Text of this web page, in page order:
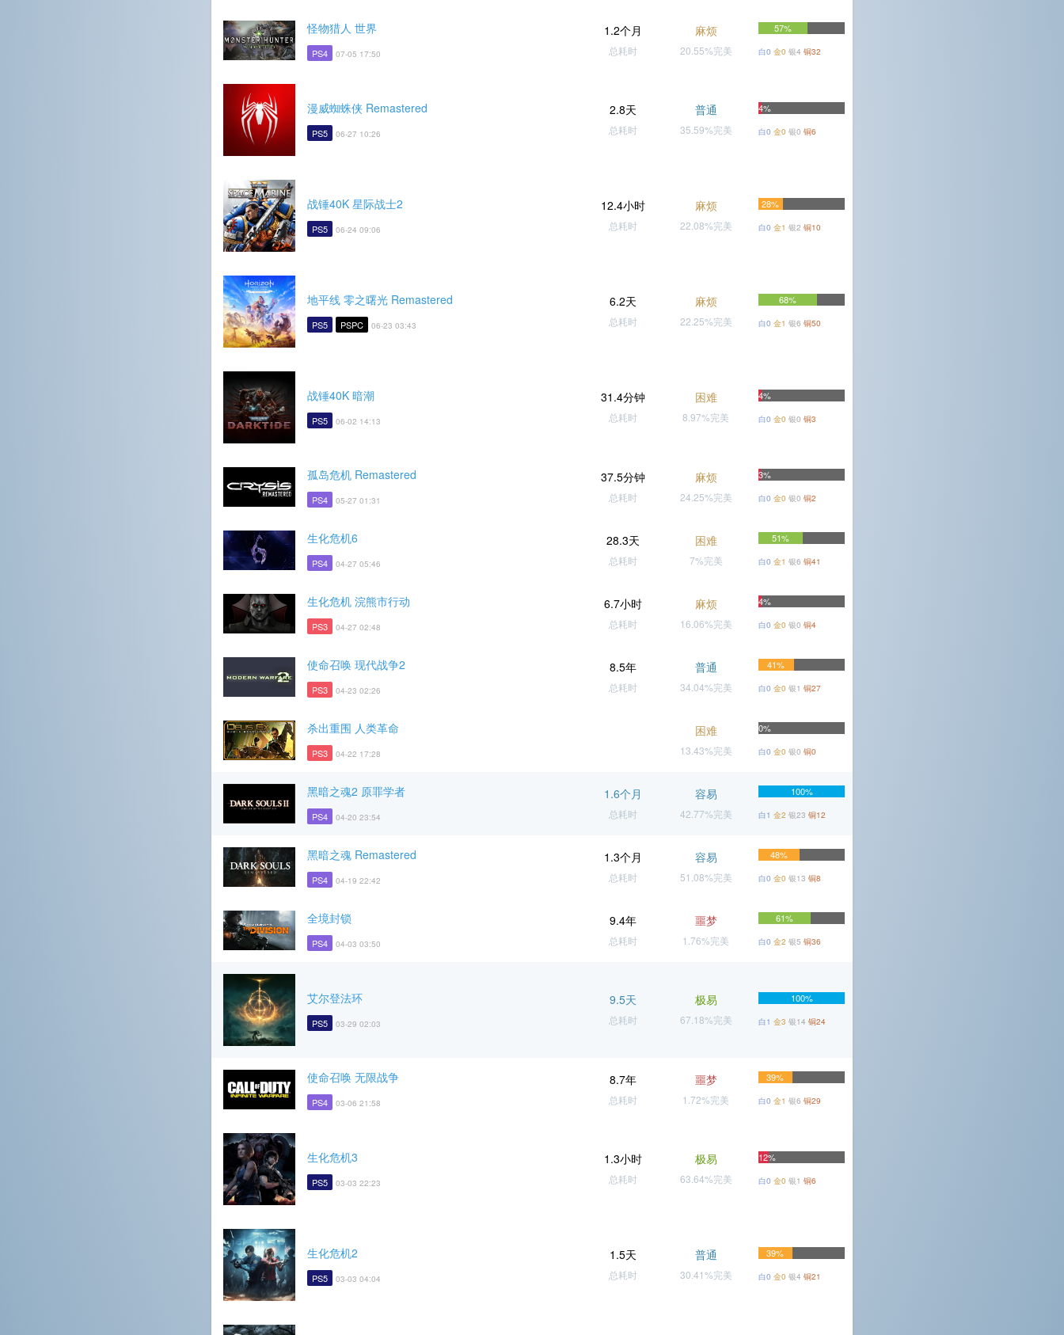
怪物猎人 世界
PS4 07-05 17:50
1.2个月
总耗时
麻烦
20.55%完美
57%
白0 金0 银4 铜32
漫威蜘蛛侠 Remastered
PS5 06-27 10:26
2.8天
总耗时
普通
35.59%完美
4%
白0 金0 银0 铜6
战锤40K 星际战士2
PS5 06-24 09:06
12.4小时
总耗时
麻烦
22.08%完美
28%
白0 金1 银2 铜10
地平线 零之曙光 Remastered
PS5 PSPC 06-23 03:43
6.2天
总耗时
麻烦
22.25%完美
68%
白0 金1 银6 铜50
战锤40K 暗潮
PS5 06-02 14:13
31.4分钟
总耗时
困难
8.97%完美
4%
白0 金0 银0 铜3
孤岛危机 Remastered
PS4 05-27 01:31
37.5分钟
总耗时
麻烦
24.25%完美
3%
白0 金0 银0 铜2
生化危机6
PS4 04-27 05:46
28.3天
总耗时
困难
7%完美
51%
白0 金1 银6 铜41
生化危机 浣熊市行动
PS3 04-27 02:48
6.7小时
总耗时
麻烦
16.06%完美
4%
白0 金0 银0 铜4
使命召唤 现代战争2
PS3 04-23 02:26
8.5年
总耗时
普通
34.04%完美
41%
白0 金0 银1 铜27
杀出重围 人类革命
PS3 04-22 17:28
困难
13.43%完美
0%
白0 金0 银0 铜0
黑暗之魂2 原罪学者
PS4 04-20 23:54
1.6个月
总耗时
容易
42.77%完美
100%
白1 金2 银23 铜12
黑暗之魂 Remastered
PS4 04-19 22:42
1.3个月
总耗时
容易
51.08%完美
48%
白0 金0 银13 铜8
全境封锁
PS4 04-03 03:50
9.4年
总耗时
噩梦
1.76%完美
61%
白0 金2 银5 铜36
艾尔登法环
PS5 03-29 02:03
9.5天
总耗时
极易
67.18%完美
100%
白1 金3 银14 铜24
使命召唤 无限战争
PS4 03-06 21:58
8.7年
总耗时
噩梦
1.72%完美
39%
白0 金1 银6 铜29
生化危机3
PS5 03-03 22:23
1.3小时
总耗时
极易
63.64%完美
12%
白0 金0 银1 铜6
生化危机2
PS5 03-03 04:04
1.5天
总耗时
普通
30.41%完美
39%
白0 金0 银4 铜21